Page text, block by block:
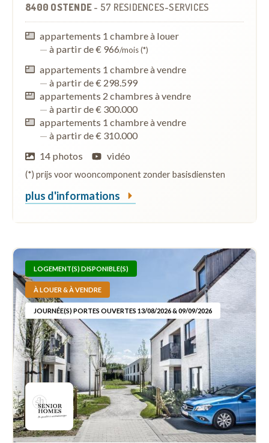
8400 OSTENDE - 57 RÉSIDENCES-SERVICES
appartements 1 chambre à louer
— à partir de € 966/mois (*)
appartements 1 chambre à vendre
— à partir de € 298.599
appartements 2 chambres à vendre
— à partir de € 300.000
appartements 1 chambre à vendre
— à partir de € 310.000
14 photos
vidéo
(*) prijs voor wooncomponent zonder basisdiensten
plus d'informations
LOGEMENT(S) DISPONIBLE(S)
À LOUER & À VENDRE
JOURNÉE(S) PORTES OUVERTES 13/08/2026 & 09/09/2026